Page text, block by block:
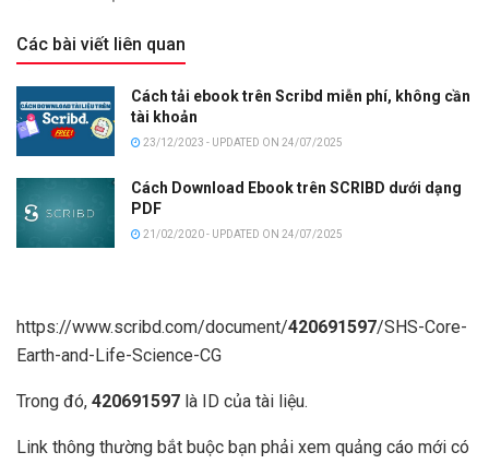
Các bài viết liên quan
Cách tải ebook trên Scribd miễn phí, không cần
tài khoản
23/12/2023 - UPDATED ON 24/07/2025
Cách Download Ebook trên SCRIBD dưới dạng
PDF
21/02/2020 - UPDATED ON 24/07/2025
https://www.scribd.com/document/420691597/SHS-Core-
Earth-and-Life-Science-CG
Trong đó, 420691597 là ID của tài liệu.
Link thông thường bắt buộc bạn phải xem quảng cáo mới có